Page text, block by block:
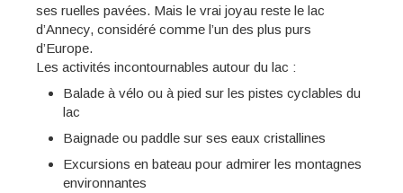
ses ruelles pavées. Mais le vrai joyau reste le lac
d’Annecy, considéré comme l’un des plus purs
d’Europe.
Les activités incontournables autour du lac :
Balade à vélo ou à pied sur les pistes cyclables du
lac
Baignade ou paddle sur ses eaux cristallines
Excursions en bateau pour admirer les montagnes
environnantes